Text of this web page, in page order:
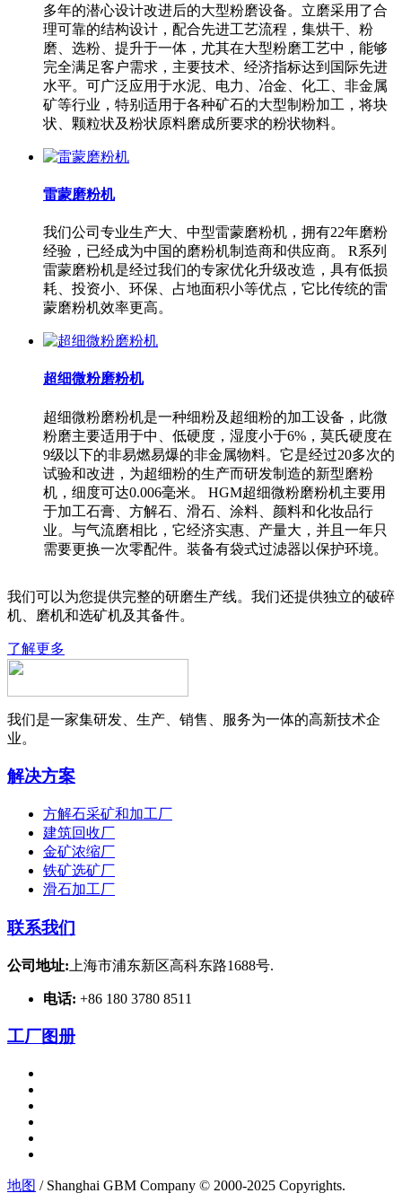
多年的潜心设计改进后的大型粉磨设备。立磨采用了合
理可靠的结构设计，配合先进工艺流程，集烘干、粉
磨、选粉、提升于一体，尤其在大型粉磨工艺中，能够
完全满足客户需求，主要技术、经济指标达到国际先进
水平。可广泛应用于水泥、电力、冶金、化工、非金属
矿等行业，特别适用于各种矿石的大型制粉加工，将块
状、颗粒状及粉状原料磨成所要求的粉状物料。
雷蒙磨粉机
我们公司专业生产大、中型雷蒙磨粉机，拥有22年磨粉
经验，已经成为中国的磨粉机制造商和供应商。 R系列
雷蒙磨粉机是经过我们的专家优化升级改造，具有低损
耗、投资小、环保、占地面积小等优点，它比传统的雷
蒙磨粉机效率更高。
超细微粉磨粉机
超细微粉磨粉机是一种细粉及超细粉的加工设备，此微
粉磨主要适用于中、低硬度，湿度小于6%，莫氏硬度在
9级以下的非易燃易爆的非金属物料。它是经过20多次的
试验和改进，为超细粉的生产而研发制造的新型磨粉
机，细度可达0.006毫米。 HGM超细微粉磨粉机主要用
于加工石膏、方解石、滑石、涂料、颜料和化妆品行
业。与气流磨相比，它经济实惠、产量大，并且一年只
需要更换一次零配件。装备有袋式过滤器以保护环境。
我们可以为您提供完整的研磨生产线。我们还提供独立的破碎
机、磨机和选矿机及其备件。
了解更多
我们是一家集研发、生产、销售、服务为一体的高新技术企
业。
解决方案
方解石采矿和加工厂
建筑回收厂
金矿浓缩厂
铁矿选矿厂
滑石加工厂
联系我们
公司地址: 上海市浦东新区高科东路1688号.
电话: +86 180 3780 8511
工厂图册
地图 / Shanghai GBM Company © 2000-2025 Copyrights.